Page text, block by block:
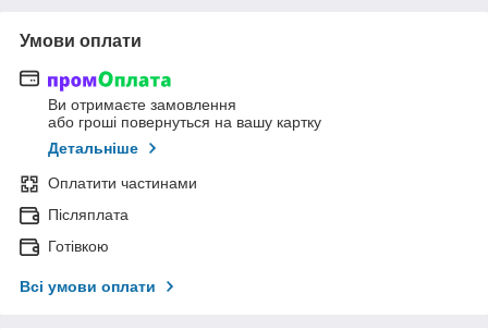
Умови оплати
Ви отримаєте замовлення
або гроші повернуться на вашу картку
Детальніше
Оплатити частинами
Післяплата
Готівкою
Всі умови оплати